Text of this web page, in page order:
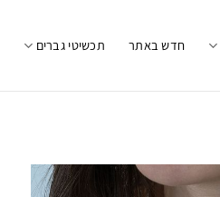
חדש באתר תכשיטי גברים